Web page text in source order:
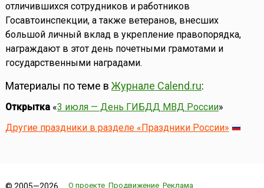
отличившихся сотрудников и работников
Госавтоинспекции, а также ветеранов, внесших
большой личный вклад в укрепление правопорядка,
награждают в этот день почетными грамотами и
государственными наградами.
Материалы по теме в Журнале Calend.ru:
Открытка«3 июля — День ГИБДД МВД России»
Другие праздники в разделе «Праздники России»
О проекте Продвижение Реклама